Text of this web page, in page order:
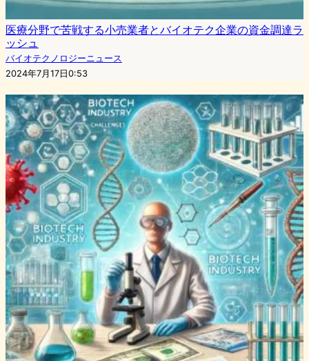
医療分野で苦戦する小売業者とバイオテク企業の資金調達ラ
ッシュ
バイオテクノロジーニュース
2024年7月17日0:53